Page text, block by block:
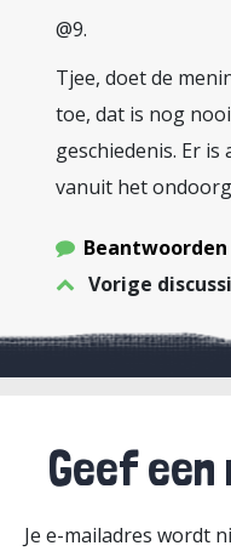
@9.
Tjee, doet de
toe, dat is nog
geschiedenis. Er
vanuit het
Beantwoorden
Vorige
Geef
Je e-mailadres wordt